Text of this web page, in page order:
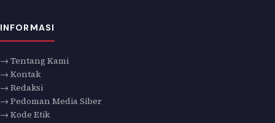
INFORMASI
→ Tentang Kami
→ Kontak
→ Redaksi
→ Pedoman Media Siber
→ Kode Etik